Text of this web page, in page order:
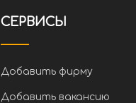
СЕРВИСЫ
Добавить фирму
Добавить вакансию